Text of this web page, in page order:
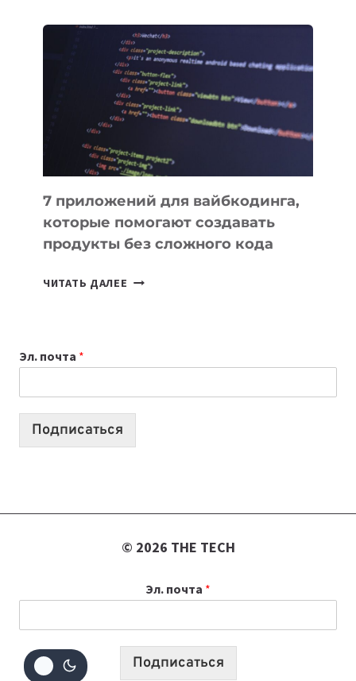
ПОЛЕЗНЫХ
ИНСТРУМЕНТОВ
ДЛЯ
РАБОТЫ
7 приложений для вайбкодинга,
которые помогают создавать
продукты без сложного кода
ЧИТАТЬ ДАЛЕЕ
СОЗДАВАТЬ
ПРОДУКТЫ
Эл. почта *
Подписаться
© 2026 THE TECH
Эл. почта *
Подписаться